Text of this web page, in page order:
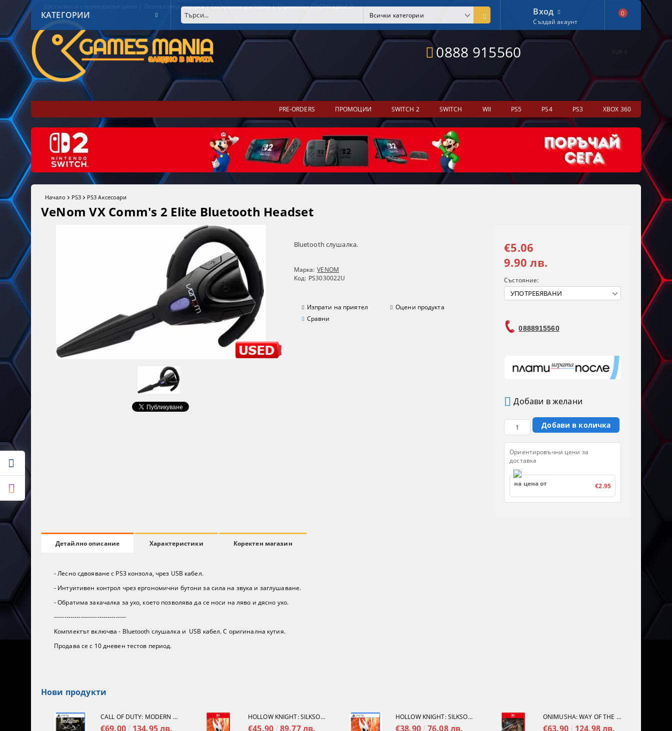
Достъпни и справедливи цени | Лесна комуникация | Експресна доставка | Страхотни ПРОМОЦИИ !!!
0888 915560 EUR
КАТЕГОРИИ Вход
Създай акаунт
0
PRE-ORDERS ПРОМОЦИИ SWITCH 2 SWITCH WII PS5 PS4 PS3 XBOX 360
Начало PS3 PS3 Аксесоари
VeNom VX Comm's 2 Elite Bluetooth Headset
Bluetooth слушалка.
Марка: VENOM
Код: PS3030022U
Изпрати на приятел
Оцени продукта
Сравни
€5.06
9.90 лв.
Състояние:
0888915560
Добави в желани
Ориентировъчни цени за
доставка
на цена от €2.95
Детайлно описание Характеристики Коректен магазин
- Лесно сдвояване с PS3 конзола, чрез USB кабел.
- Интуитивен контрол чрез ергономични бутони за сила на звука и заглушаване.
- Обратима закачалка за ухо, което позволява да се носи на ляво и дясно ухо.
-----------------------------------
Комплектът включва - Bluetooth слушалка и USB кабел. С оригинална кутия.
Продава се с 10 дневен тестов период.
Нови продукти
CALL OF DUTY: MODERN WARFARE 4[PS5]
€69.00 134.95 лв.
HOLLOW KNIGHT: SILKSONG [NINTENDO SWITCH 2]
€45.90 89.77 лв.
HOLLOW KNIGHT: SILKSONG [PS5]
€38.90 76.08 лв.
ONIMUSHA: WAY OF THE SWORD [NINTENDO SWITCH 2]
€63.90 124.98 лв.